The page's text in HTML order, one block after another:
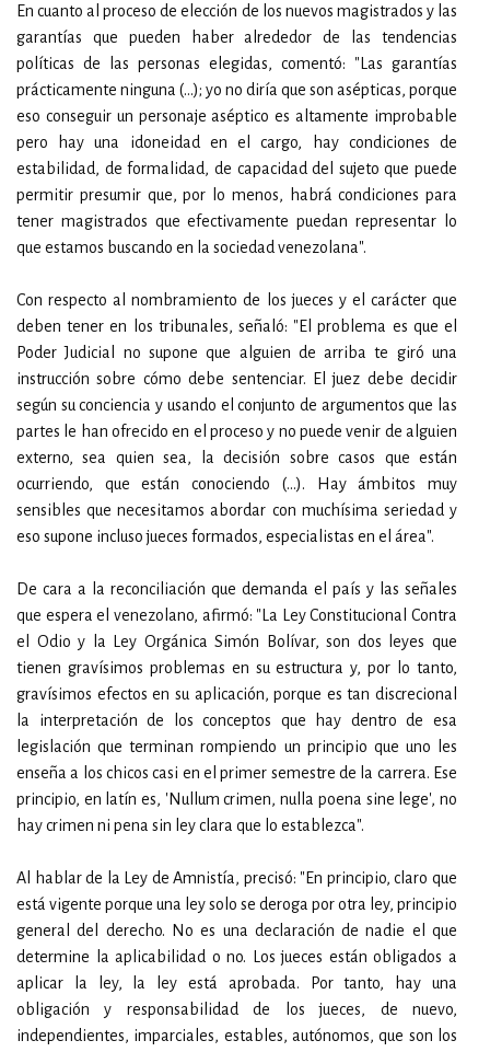
En cuanto al proceso de elección de los nuevos magistrados y las
garantías que pueden haber alrededor de las tendencias
políticas de las personas elegidas, comentó: "Las garantías
prácticamente ninguna (…); yo no diría que son asépticas, porque
eso conseguir un personaje aséptico es altamente improbable
pero hay una idoneidad en el cargo, hay condiciones de
estabilidad, de formalidad, de capacidad del sujeto que puede
permitir presumir que, por lo menos, habrá condiciones para
tener magistrados que efectivamente puedan representar lo
que estamos buscando en la sociedad venezolana".
Con respecto al nombramiento de los jueces y el carácter que
deben tener en los tribunales, señaló: "El problema es que el
Poder Judicial no supone que alguien de arriba te giró una
instrucción sobre cómo debe sentenciar. El juez debe decidir
según su conciencia y usando el conjunto de argumentos que las
partes le han ofrecido en el proceso y no puede venir de alguien
externo, sea quien sea, la decisión sobre casos que están
ocurriendo, que están conociendo (…). Hay ámbitos muy
sensibles que necesitamos abordar con muchísima seriedad y
eso supone incluso jueces formados, especialistas en el área".
De cara a la reconciliación que demanda el país y las señales
que espera el venezolano, afirmó: "La Ley Constitucional Contra
el Odio y la Ley Orgánica Simón Bolívar, son dos leyes que
tienen gravísimos problemas en su estructura y, por lo tanto,
gravísimos efectos en su aplicación, porque es tan discrecional
la interpretación de los conceptos que hay dentro de esa
legislación que terminan rompiendo un principio que uno les
enseña a los chicos casi en el primer semestre de la carrera. Ese
principio, en latín es, 'Nullum crimen, nulla poena sine lege', no
hay crimen ni pena sin ley clara que lo establezca".
Al hablar de la Ley de Amnistía, precisó: "En principio, claro que
está vigente porque una ley solo se deroga por otra ley, principio
general del derecho. No es una declaración de nadie el que
determine la aplicabilidad o no. Los jueces están obligados a
aplicar la ley, la ley está aprobada. Por tanto, hay una
obligación y responsabilidad de los jueces, de nuevo,
independientes, imparciales, estables, autónomos, que son los